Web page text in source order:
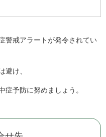
警戒アラートが発令されてい
避け、
症予防に努めましょう。